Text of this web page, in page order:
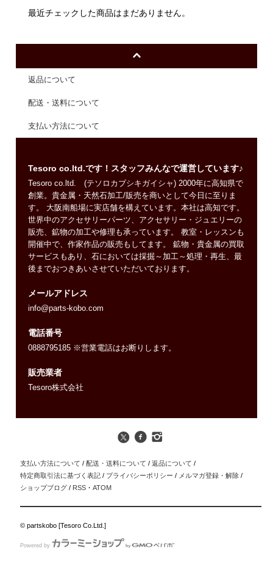
最近チェックした商品はまだありません。
返品について
配送・送料について
支払い方法について
Tesoro co.ltd.です！スタッフみんなで運営しています♪
Tesoro co.ltd. (テソロカブシキガイシャ) 2000年に高知県で
創業。貴金属・天然石加工/販売を商いとして今日に至りま
す。 大阪南船場に実店舗を構えています。本社は高知です。
世界中のアクセサリーパーツ、アクセサリー・ジュエリーの
販売、鉱物の加工や修理も承っています。 教室・レッスンも
開催中で、作家作品の販売もしてます。 鉱物・貴金属の買取
サービスもあり、石においては採掘～加工～処理・再生、最
後までおつきあいさせていただいております。
メールアドレス
info@parts-kobo.com
電話番号
0888795185 ※営業電話はお断りします。
販売業者
Tesoro株式会社
支払い方法について / 配送・送料について / 返品について /
特定商取引法に基づく表記 / プライバシーポリシー / メルマガ登録・解除 /
ショップブログ / RSS ・ATOM
© partskobo [Tesoro Co.Ltd.]
Powered by